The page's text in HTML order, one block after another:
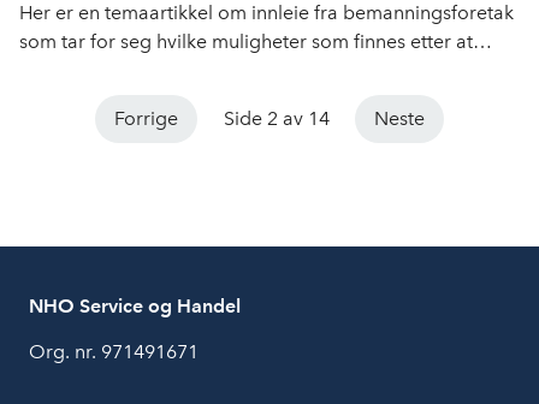
Her er en temaartikkel om innleie fra bemanningsforetak
som tar for seg hvilke muligheter som finnes etter at
Forrige Side 2 av 14 Neste
NHO Service og Handel
Org. nr. 971491671